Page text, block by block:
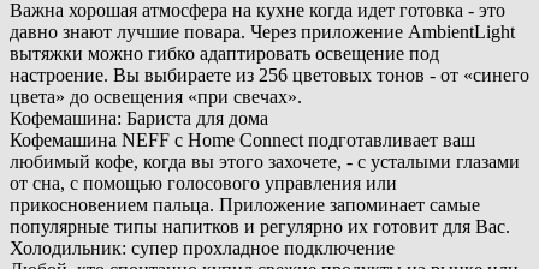
Важна хорошая атмосфера на кухне когда идет готовка - это
давно знают лучшие повара. Через приложение AmbientLight
вытяжки можно гибко адаптировать освещение под
настроение. Вы выбираете из 256 цветовых тонов - от «синего
цвета» до освещения «при свечах».
Кофемашина: Бариста для дома
Кофемашина NEFF с Home Connect подготавливает ваш
любимый кофе, когда вы этого захочете, - с усталыми глазами
от сна, с помощью голосового управления или
прикосновением пальца. Приложение запоминает самые
популярные типы напитков и регулярно их готовит для Вас.
Холодильник: супер прохладное подключение